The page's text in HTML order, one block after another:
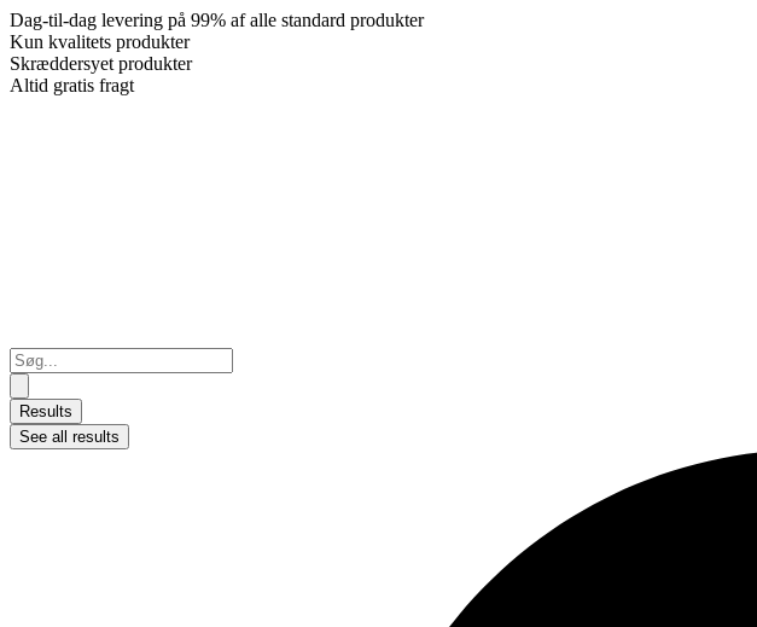
Dag-til-dag levering på 99% af alle standard produkter
Kun kvalitets produkter
Skræddersyet produkter
Altid gratis fragt
Search
...
Results
See all results